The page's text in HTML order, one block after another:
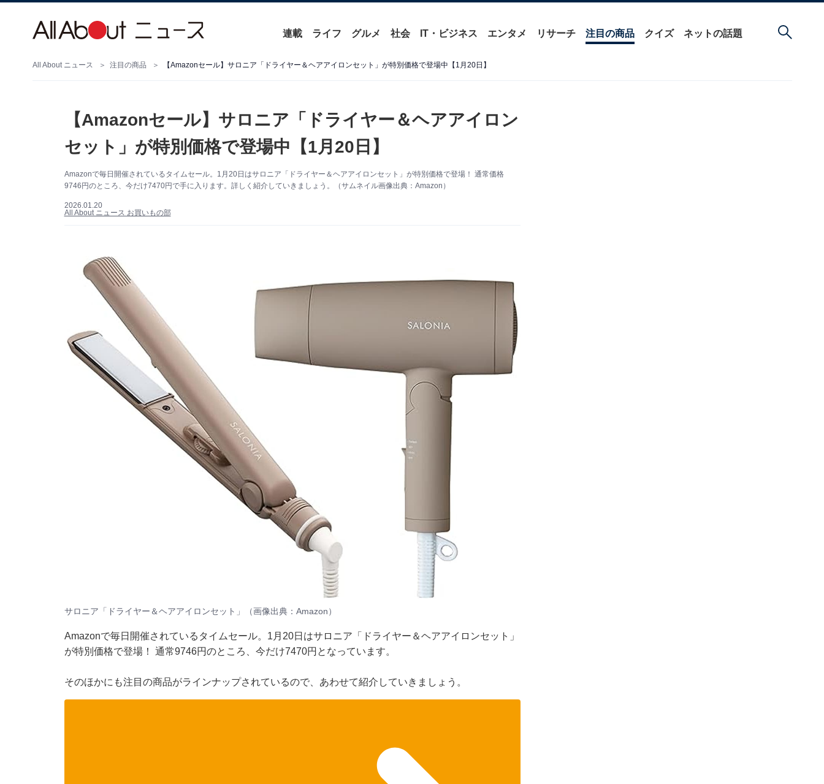
連載 ライフ グルメ 社会 IT・ビジネス エンタメ リサーチ 注目の商品 クイズ ネットの話題
All About ニュース 注目の商品 【Amazonセール】サロニア「ドライヤー＆ヘアアイロンセット」が特別価格で登場中【1月20日】
【Amazonセール】サロニア「ドライヤー＆ヘアアイロン
セット」が特別価格で登場中【1月20日】
Amazonで毎日開催されているタイムセール。1月20日はサロニア「ドライヤー＆ヘアアイロンセット」が特別価格で登場！ 通常価格
9746円のところ、今だけ7470円で手に入ります。詳しく紹介していきましょう。（サムネイル画像出典：Amazon）
2026.01.20
All About ニュース お買いもの部
サロニア「ドライヤー＆ヘアアイロンセット」（画像出典：Amazon）
Amazonで毎日開催されているタイムセール。1月20日はサロニア「ドライヤー＆ヘアアイロンセット」
が特別価格で登場！ 通常9746円のところ、今だけ7470円となっています。
そのほかにも注目の商品がラインナップされているので、あわせて紹介していきましょう。